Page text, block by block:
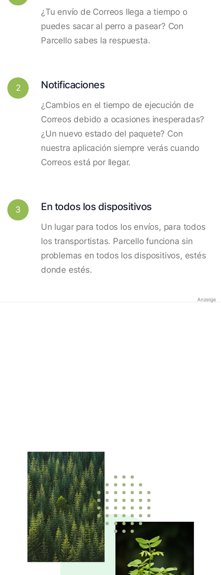
¿Tu envío de Correos llega a tiempo o
puedes sacar al perro a pasear? Con
Parcello sabes la respuesta.
2 Notificaciones
¿Cambios en el tiempo de ejecución de
Correos debido a ocasiones inesperadas?
¿Un nuevo estado del paquete? Con
nuestra aplicación siempre verás cuando
Correos está por llegar.
3 En todos los dispositivos
Un lugar para todos los envíos, para todos
los transportistas. Parcello funciona sin
problemas en todos los dispositivos, estés
donde estés.
Anzeige